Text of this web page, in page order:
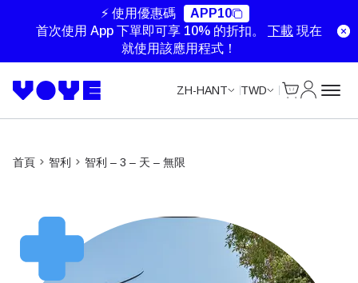
⚡ 使用優惠碼
APP10
首次使用 App 下單即可享 10% 的折扣。 下載 現在
就使用該應用程式！
ZH-HANT TWD
首頁 智利 智利 – 3 – 天 – 無限